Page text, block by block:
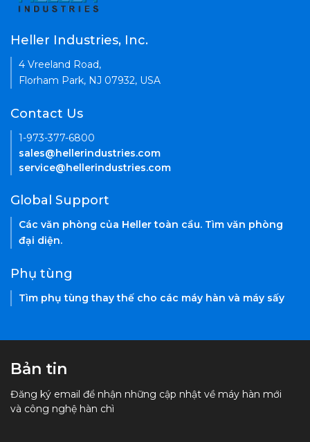
Heller Industries, Inc.
4 Vreeland Road,
Florham Park, NJ 07932, USA
Contact Us
1-973-377-6800
sales@hellerindustries.com
service@hellerindustries.com
Global Support
Các văn phòng của Heller toàn cầu. Tìm văn phòng
đại diện.
Phụ tùng
Tìm phụ tùng thay thế cho các máy hàn và máy sấy
Bản tin
Đăng ký email để nhận những cập nhật về máy hàn mới
và công nghệ hàn chì